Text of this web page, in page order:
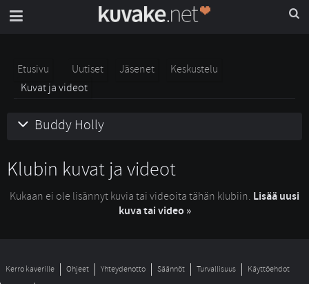
Etusivu Uutiset Jäsenet
Keskustelu
Kuvat ja videot
Buddy Holly
Klubin kuvat ja videot
Kukaan ei ole lisännyt kuvia tai videoita tähän klubiin. Lisää uusi
kuva tai video »
Kerro kaverille Ohjeet Yhteydenotto Säännöt Turvallisuus
Käyttöehdot